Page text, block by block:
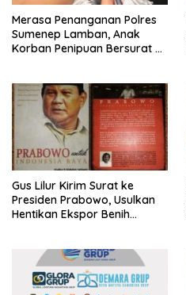
Merasa Penanganan Polres
Sumenep Lamban, Anak
Korban Penipuan Bersurat ke
Gus Lilur Kirim Surat ke
Presiden Prabowo, Usulkan
Hentikan Ekspor Benih